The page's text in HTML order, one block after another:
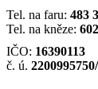
Tel. na faru: 483
Tel. na kněze:
IČO: 16390113
č. ú.